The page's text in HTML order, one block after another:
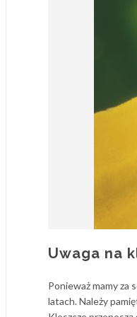
Uwaga na
Ponieważ mamy za
latach. Należy